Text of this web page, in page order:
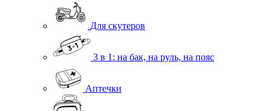
Для скутеров
3 в 1: на бак, на руль, на пояс
Аптечки